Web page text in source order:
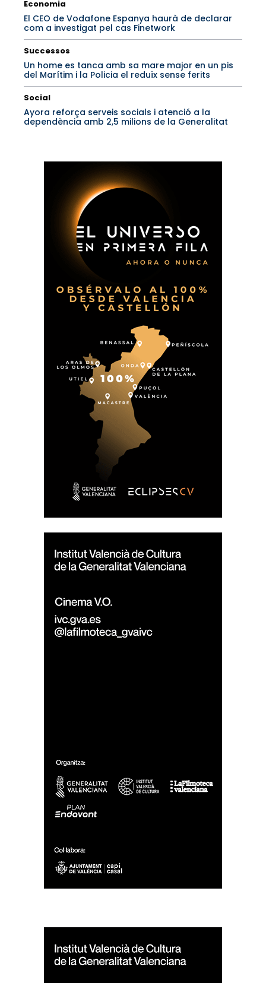
Economia
El CEO de Vodafone Espanya haurà de declarar
com a investigat pel cas Finetwork
Successos
Un home es tanca amb sa mare major en un pis
del Marítim i la Policia el reduïx sense ferits
Social
Ayora reforça serveis socials i atenció a la
dependència amb 2,5 milions de la Generalitat